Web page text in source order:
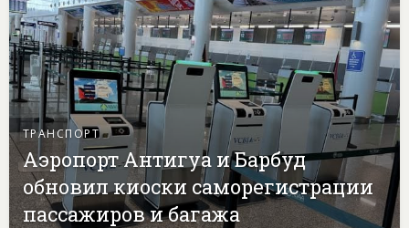
ТРАНСПОРТ
Аэропорт Антигуа и Барбуд
обновил киоски саморегистрации
пассажиров и багажа